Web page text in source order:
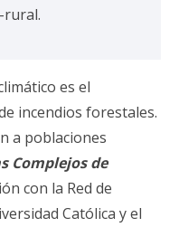
rural.
es el
incendios forestales.
a poblaciones
Complejos de
con la Red de
Católica y el